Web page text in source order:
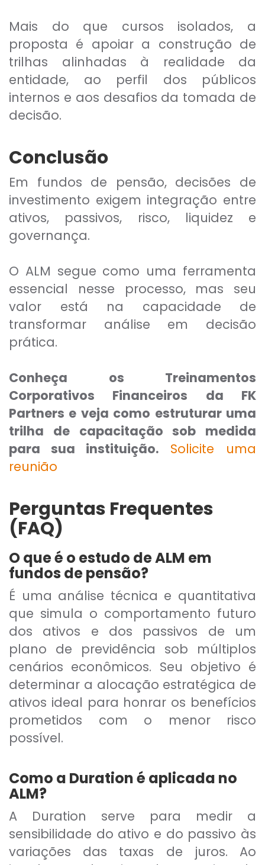
Mais do que cursos isolados, a
proposta é apoiar a construção de
trilhas alinhadas à realidade da
entidade, ao perfil dos públicos
internos e aos desafios da tomada de
decisão.
Conclusão
Em fundos de pensão, decisões de
investimento exigem integração entre
ativos, passivos, risco, liquidez e
governança.
O ALM segue como uma ferramenta
essencial nesse processo, mas seu
valor está na capacidade de
transformar análise em decisão
prática.
Conheça os Treinamentos
Corporativos Financeiros da FK
Partners e veja como estruturar uma
trilha de capacitação sob medida
para sua instituição.
Solicite uma
reunião
Perguntas Frequentes
(FAQ)
O que é o estudo de ALM em
fundos de pensão?
É uma análise técnica e quantitativa
que simula o comportamento futuro
dos ativos e dos passivos de um
plano de previdência sob múltiplos
cenários econômicos. Seu objetivo é
determinar a alocação estratégica de
ativos ideal para honrar os benefícios
prometidos com o menor risco
possível.
Como a Duration é aplicada no
ALM?
A Duration serve para medir a
sensibilidade do ativo e do passivo às
variações das taxas de juros. Ao